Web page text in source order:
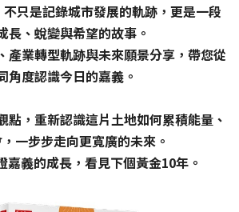
不只是記錄城市發展的軌跡，更是一段
長、蛻變與希望的故事。
產業轉型軌跡與未來願景分享，帶您從
角度認識今日的嘉義。
點，重新認識這片土地如何累積能量、
一步步走向更寬廣的未來。
嘉義的成長，看見下個黃金10年。